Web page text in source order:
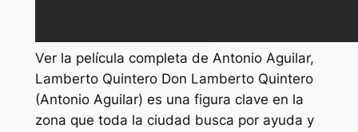
Ver la película completa de Antonio Aguilar,
Lamberto Quintero Don Lamberto Quintero
(Antonio Aguilar) es una figura clave en la
zona que toda la ciudad busca por ayuda y